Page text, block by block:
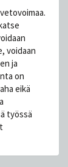
voidaan
ja
on
eikä
työssä